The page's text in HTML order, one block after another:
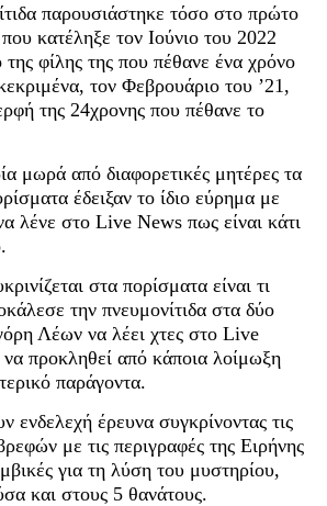
παρουσιάστηκε τόσο στο πρώτο
που κατέληξε τον Ιούνιο του 2022
φίλης της που πέθανε ένα χρόνο
τον Φεβρουάριο του ’21,
της 24χρονης που πέθανε το
μωρά από διαφορετικές μητέρες τα
έδειξαν το ίδιο εύρημα με
λένε στο Live News πως είναι κάτι
στα πορίσματα είναι τι
την πνευμονίτιδα στα δύο
Λέων να λέει χτες στο Live
προκληθεί από κάποια λοίμωξη
παράγοντα.
ενδελεχή έρευνα συγκρίνοντας τις
με τις περιγραφές της Ειρήνης
για τη λύση του μυστηρίου,
και στους 5 θανάτους.